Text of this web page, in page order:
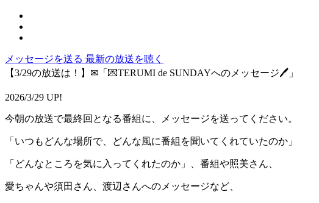
メッセージを送る 最新の放送を聴く
【3/29の放送は！】✉「💌TERUMI de SUNDAYへのメッセージ🖊」
2026/3/29 UP!
今朝の放送で最終回となる番組に、メッセージを送ってください。
「いつもどんな場所で、どんな風に番組を聞いてくれていたのか」
「どんなところを気に入ってくれたのか」、番組や照美さん、
愛ちゃんや須田さん、渡辺さんへのメッセージなど、